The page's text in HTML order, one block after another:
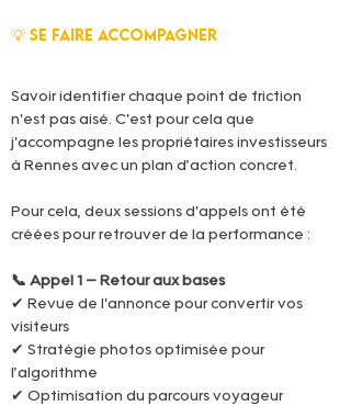
💡 Se faire accompagner
Savoir identifier chaque point de friction
n'est pas aisé. C'est pour cela que
j'accompagne les propriétaires investisseurs
à Rennes avec un plan d’action concret.
Pour cela, deux sessions d'appels ont été
créées pour retrouver de la performance :
📞 Appel 1 – Retour aux bases
✔ Revue de l'annonce pour convertir vos
visiteurs
✔ Stratégie photos optimisée pour
l’algorithme
✔ Optimisation du parcours voyageur